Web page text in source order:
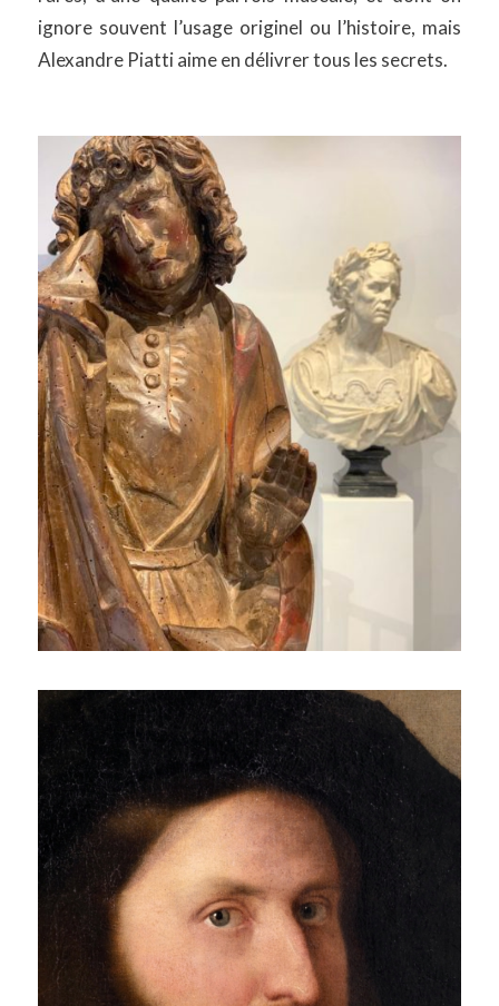
ignore souvent l’usage originel ou l’histoire, mais
Alexandre Piatti aime en délivrer tous les secrets.